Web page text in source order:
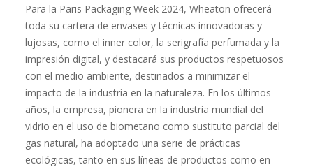
Para la Paris Packaging Week 2024, Wheaton ofrecerá
toda su cartera de envases y técnicas innovadoras y
lujosas, como el inner color, la serigrafía perfumada y la
impresión digital, y destacará sus productos respetuosos
con el medio ambiente, destinados a minimizar el
impacto de la industria en la naturaleza. En los últimos
años, la empresa, pionera en la industria mundial del
vidrio en el uso de biometano como sustituto parcial del
gas natural, ha adoptado una serie de prácticas
ecológicas, tanto en sus líneas de productos como en